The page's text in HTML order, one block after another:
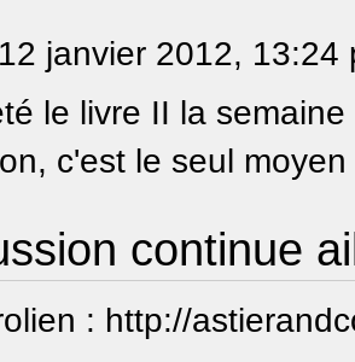
janvier 2012,
le livre II la
c'est le seul
continue
: http://